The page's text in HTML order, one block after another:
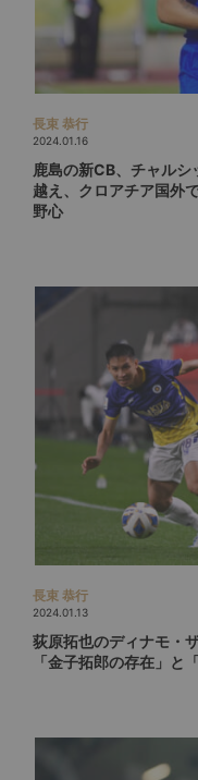
長束 恭行
2024.01.16
鹿島の新CB、チャル
越え、クロアチア国外
野心
長束 恭行
2024.01.13
荻原拓也のディナモ・
「金子拓郎の存在」と